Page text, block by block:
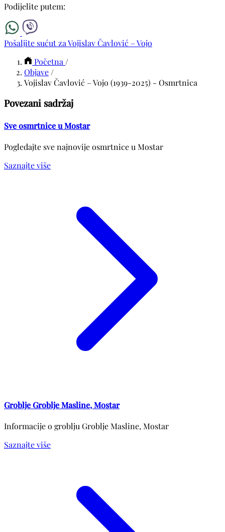
Podijelite putem:
Pošaljite sućut za Vojislav Čavlović – Vojo
Početna /
Objave /
Vojislav Čavlović – Vojo (1939-2025) - Osmrtnica
Povezani sadržaj
Sve osmrtnice u Mostar
Pogledajte sve najnovije osmrtnice u Mostar
Saznajte više
Groblje Groblje Masline, Mostar
Informacije o groblju Groblje Masline, Mostar
Saznajte više